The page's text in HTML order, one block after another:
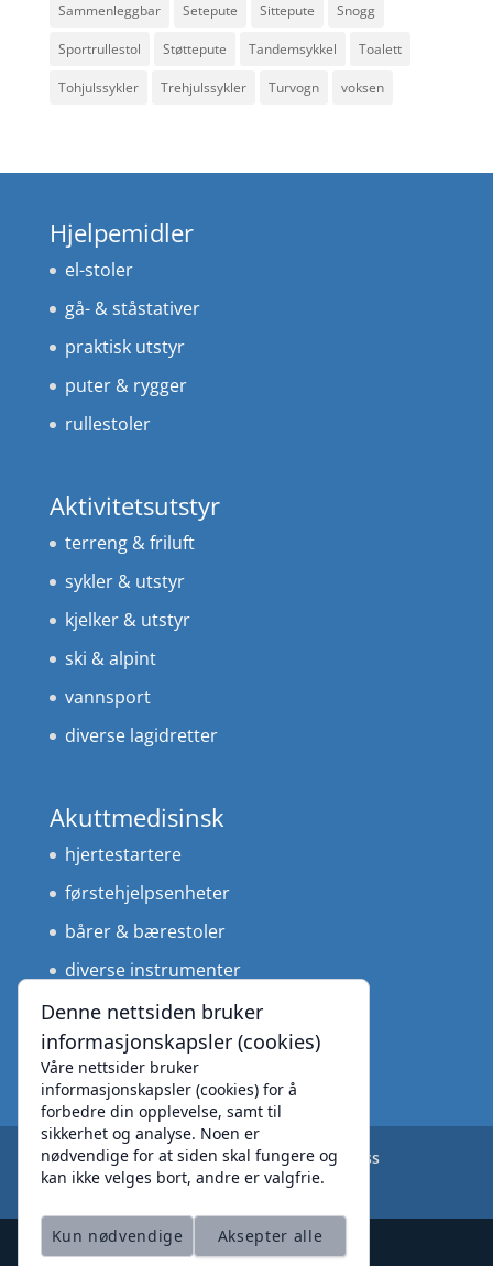
Sammenleggbar Setepute Sittepute Snogg
Sportrullestol Støttepute Tandemsykkel Toalett
Tohjulssykler Trehjulssykler Turvogn voksen
Hjelpemidler
el-stoler
gå- & ståstativer
praktisk utstyr
puter & rygger
rullestoler
Aktivitetsutstyr
terreng & friluft
sykler & utstyr
kjelker & utstyr
ski & alpint
vannsport
diverse lagidretter
Akuttmedisinsk
hjertestartere
førstehjelpsenheter
bårer & bærestoler
diverse instrumenter
medisinteknisk utstyr
Produkter Leverandører
Om oss
Personvernerklæring
Denne nettsiden bruker
informasjonskapsler (cookies)
Våre nettsider bruker
informasjonskapsler (cookies) for å
forbedre din opplevelse, samt til
sikkerhet og analyse. Noen er
nødvendige for at siden skal fungere og
kan ikke velges bort, andre er valgfrie.
Kun nødvendige Aksepter alle